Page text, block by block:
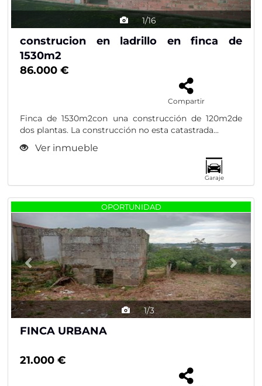
1/16
construcion en ladrillo en finca de
1530m2
86.000 €
Compartir
Finca de 1530m2con una construcción de 120m2de
dos plantas. La construcción no esta catastrada...
Ver inmueble
Garaje
OPORTUNIDAD
1/3
Previous
FINCA URBANA
21.000 €